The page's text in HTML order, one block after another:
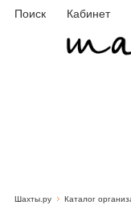
Поиск Кабинет
Шахты.ру Каталог